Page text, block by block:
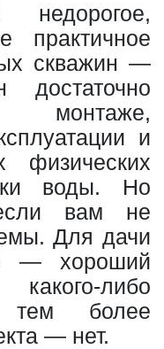
практичное
скважин —
и
физических
воды. Но
вам не
Для дачи
— хороший
либо
тем более
— нет.